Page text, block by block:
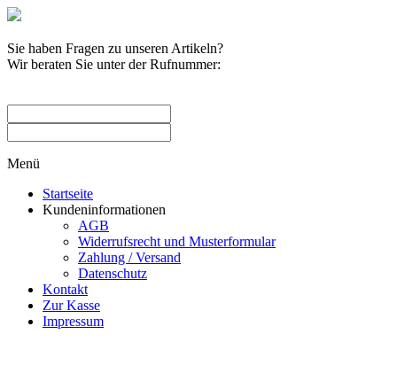
Sie haben Fragen zu unseren Artikeln?
Wir beraten Sie unter der Rufnummer:
Menü
Startseite
Kundeninformationen
AGB
Widerrufsrecht und Musterformular
Zahlung / Versand
Datenschutz
Kontakt
Zur Kasse
Impressum